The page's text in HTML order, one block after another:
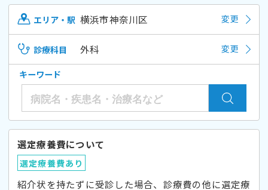
エリア・駅 横浜市神奈川区 変更
診療科目 外科 変更
キーワード
選定療養費について
選定療養費あり
紹介状を持たずに受診した場合、診療費の他に選定療